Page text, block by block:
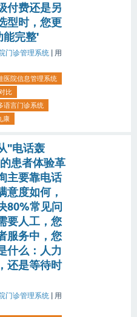
付费还是另
型时，您更
能完整'
门诊管理系统
用
医院信息管理系统
比
语言门诊系统
康
"电话轰
患者体验革
主要靠电话
意度如何，
80%常见问
要人工，您
服务中，您
什么：人力
还是等待时
门诊管理系统
用